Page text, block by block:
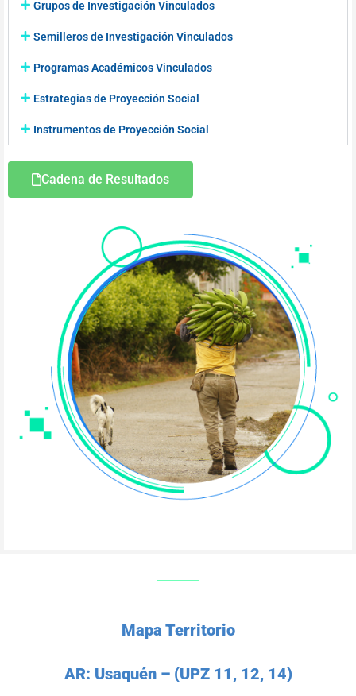
Grupos de Investigación Vinculados
Semilleros de Investigación Vinculados
Programas Académicos Vinculados
Estrategias de Proyección Social
Instrumentos de Proyección Social
Cadena de Resultados
Mapa Territorio
AR: Usaquén – (UPZ 11, 12, 14)